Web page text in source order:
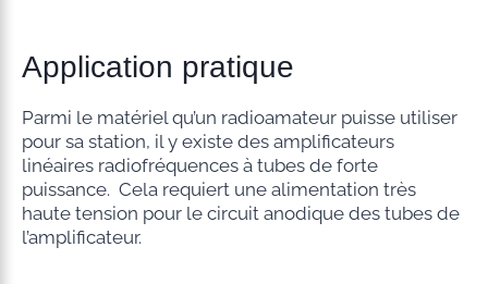
Application pratique
Parmi le matériel qu’un radioamateur puisse utiliser
pour sa station, il y existe des amplificateurs
linéaires radiofréquences à tubes de forte
puissance. Cela requiert une alimentation très
haute tension pour le circuit anodique des tubes de
l’amplificateur.